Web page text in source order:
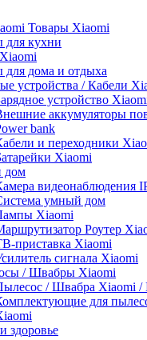
Товары Xiaomi
для кухни
для дома и отдыха
устройства / Кабели
устройство
аккумуляторы
bank
и переходники
Xiaomi
дом
видеонаблюдения
умный дом
Xiaomi
Роутер
приставка Xiaomi
сигнала Xiaomi
/ Швабры Xiaomi
/ Швабра Xiaomi /
для
здоровье